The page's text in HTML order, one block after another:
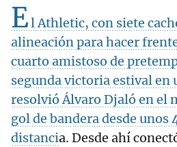
El Athletic, con siete
alineación para hacer
cuarto amistoso de
segunda victoria estival en
resolvió Álvaro Djaló en el
gol de bandera desde unos
distancia. Desde ahí